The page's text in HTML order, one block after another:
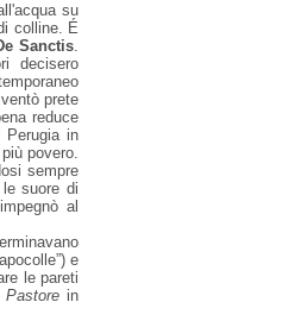
su
colline. É
Sanctis.
decisero
prete
reduce
Perugia in
povero.
sempre
suore di
al
e
le pareti
in